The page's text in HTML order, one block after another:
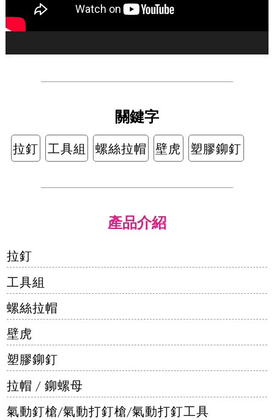
關鍵字
拉釘 工具組 螺絲拉帽 壁虎 塑膠鉚釘
產品介紹
拉釘
工具組
螺絲拉帽
壁虎
塑膠鉚釘
拉帽 / 鉚螺母
氣動釘槍/氣動打釘槍/氣動打釘工具